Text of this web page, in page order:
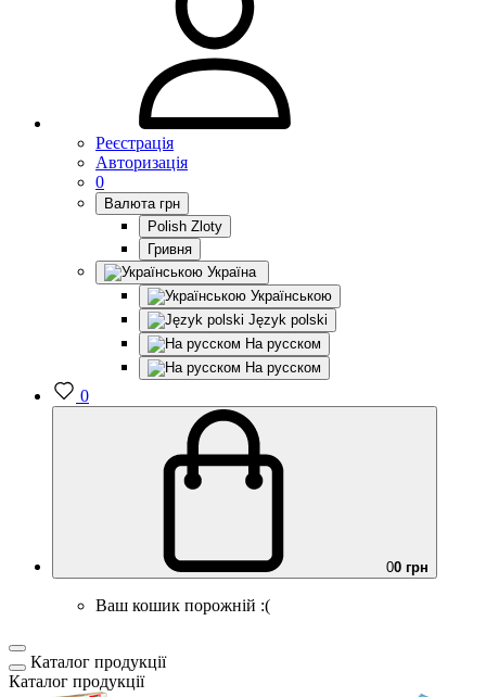
Реєстрація
Авторизація
0
Валюта грн
Polish Zloty
Гривня
Україна
Українською
Język polski
На русском
На русском
0
00 грн
Ваш кошик порожній :(
Каталог продукції
Каталог продукції